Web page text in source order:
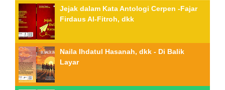
Jejak dalam Kata Antologi Cerpen -Fajar
Firdaus Al-Fitroh, dkk
Naila Ihdatul Hasanah, dkk - Di Balik
Layar